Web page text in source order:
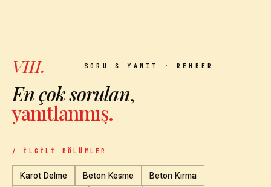
VIII. SORU & YANIT · REHBER
En çok sorulan,
yanıtlanmış.
/ İLGILI BÖLÜMLER
Karot Delme Beton Kesme Beton Kırma